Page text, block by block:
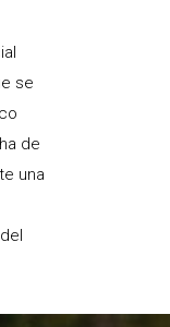
se
de
una